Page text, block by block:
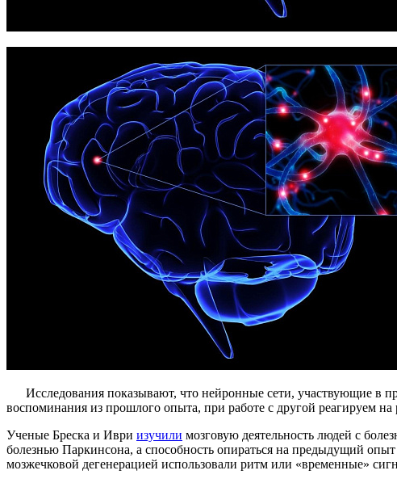
Исследования показывают, что нейронные сети, участвующие в
воспоминания из прошлого опыта, при работе с другой реагируем
Ученые Бреска и Иври изучили мозговую деятельность людей с
болезнью Паркинсона, а способность опираться на предыдущий
мозжечковой дегенерацией использовали ритм или «временные»